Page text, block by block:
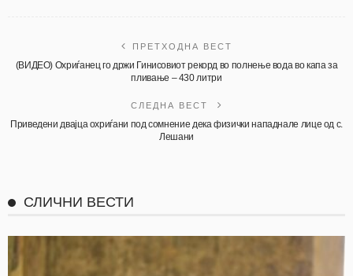
ПРЕТХОДНА ВЕСТ
(ВИДЕО) Охриѓанец го држи Гинисовиот рекорд во полнење вода во капа за
пливање – 430 литри
СЛЕДНА ВЕСТ
Приведени двајца охриѓани под сомнение дека физички нападнале лице од с.
Лешани
СЛИЧНИ ВЕСТИ